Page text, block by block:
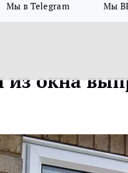
Мы в Telegram Мы
окна